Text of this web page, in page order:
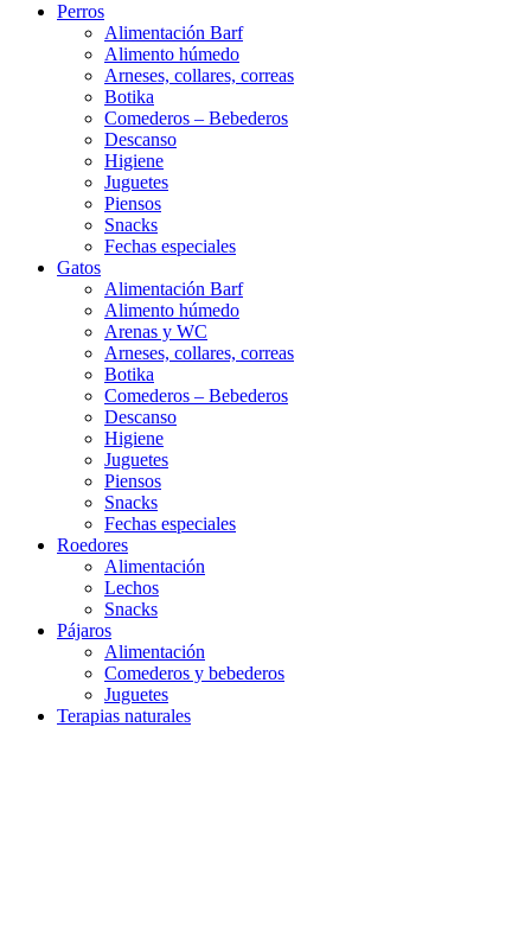
Perros
Alimentación Barf
Alimento húmedo
Arneses, collares, correas
Botika
Comederos – Bebederos
Descanso
Higiene
Juguetes
Piensos
Snacks
Fechas especiales
Gatos
Alimentación Barf
Alimento húmedo
Arenas y WC
Arneses, collares, correas
Botika
Comederos – Bebederos
Descanso
Higiene
Juguetes
Piensos
Snacks
Fechas especiales
Roedores
Alimentación
Lechos
Snacks
Pájaros
Alimentación
Comederos y bebederos
Juguetes
Terapias naturales